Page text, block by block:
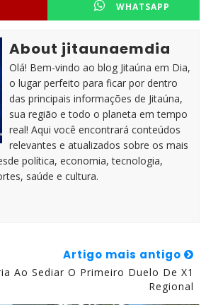
WHATSAPP
About jitaunaemdia
Olá! Bem-vindo ao blog Jitaúna em Dia,
o lugar perfeito para ficar por dentro
das principais informações de Jitaúna,
sua região e todo o planeta em tempo
real! Aqui você encontrará conteúdos
relevantes e atualizados sobre os mais
política, economia, tecnologia,
saúde e cultura.
Artigo mais antigo
Ao Sediar O Primeiro Duelo De X1
Regional